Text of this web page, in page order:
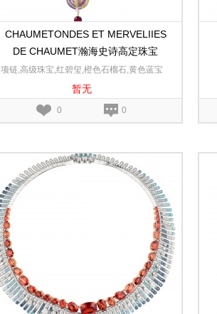
CHAUMETONDES ET MERVELIIES
DE CHAUMET瀚海史诗高定珠宝
Sous le Soleil幻日耀阳黄金和白金项链
项链,高级珠宝,红碧玺,橙色石榴石,黄色蓝宝
石,红宝石,玉髓,无色钻石,18K黄金,18K白金
暂无
0 0